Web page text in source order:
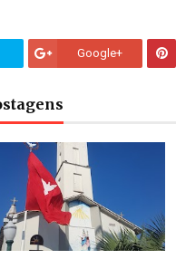
Google+